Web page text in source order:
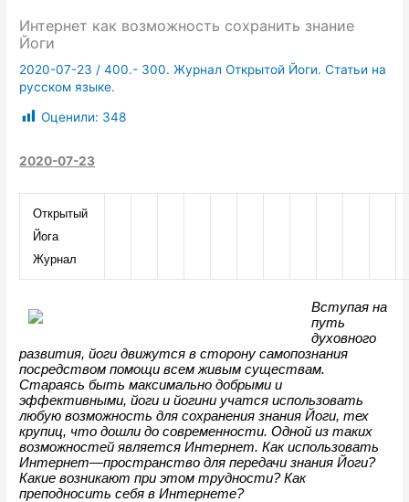
Интернет как возможность сохранить знание
Йоги
2020-07-23 /400.- 300. Журнал Открытой Йоги. Статьи на
русском языке.
Оценили: 348
2020-07-23
Открытый
Йога
Журнал
Вступая на
путь
духовного
развития, йоги движутся в сторону самопознания
посредством помощи всем живым существам.
Стараясь быть максимально добрыми и
эффективными, йоги и йогини учатся использовать
любую возможность для сохранения знания Йоги, тех
крупиц, что дошли до современности. Одной из таких
возможностей является Интернет. Как использовать
Интернет—пространство для передачи знания Йоги?
Какие возникают при этом трудности? Как
преподносить себя в Интернете?